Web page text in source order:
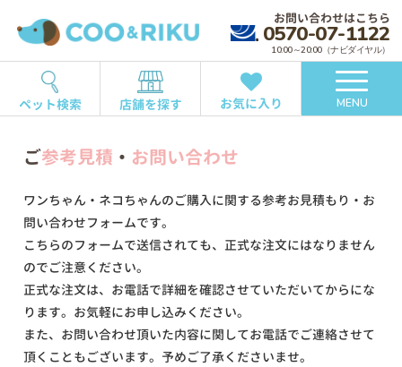
お問い合わせはこちら
0570-07-1122
10:00～20:00（ナビダイヤル）
ペット検索 店舗を探す お気に入り MENU
ご参考見積 ・ お問い合わせ
ワンちゃん・ネコちゃんのご購入に関する参考お見積もり・お
問い合わせフォームです。
こちらのフォームで送信されても、正式な注文にはなりません
のでご注意ください。
正式な注文は、お電話で詳細を確認させていただいてからにな
ります。お気軽にお申し込みください。
また、お問い合わせ頂いた内容に関してお電話でご連絡させて
頂くこともございます。予めご了承くださいませ。